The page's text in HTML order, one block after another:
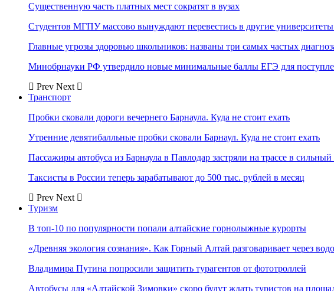
Существенную часть платных мест сократят в вузах
Студентов МГПУ массово вынуждают перевестись в другие
Главные угрозы здоровью школьников: названы три самых частых
Минобрнауки РФ утвердило новые минимальные баллы ЕГЭ для
Prev Next
Транспорт
Пробки сковали дороги вечернего Барнаула. Куда не стоит ехать
Утренние девятибалльные пробки сковали Барнаул. Куда не стоит ехать
Пассажиры автобуса из Барнаула в Павлодар застряли на трассе в сильный
Таксисты в России теперь зарабатывают до 500 тыс. рублей в месяц
Prev Next
Туризм
В топ-10 по популярности попали алтайские горнолыжные курорты
«Древняя экология сознания». Как Горный Алтай разговаривает через
Владимира Путина попросили защитить турагентов от фототроллей
Автобусы для «Алтайской Зимовки» скоро будут ждать туристов на